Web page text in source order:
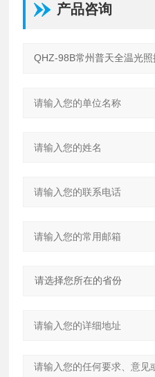
产品咨询